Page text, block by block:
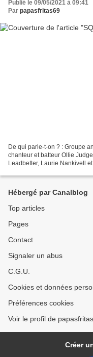
Publié le 09/05/2021 à 09:41
Par papasfritas69
De qui parle-t-on ? : Groupe
chanteur et batteur Ollie
Leadbetter, Laurie Nankivell
Hébergé par Canalblog
Top articles
Pages
Contact
Signaler un abus
C.G.U.
Cookies et données
Préférences cookies
Voir le profil de
Créer